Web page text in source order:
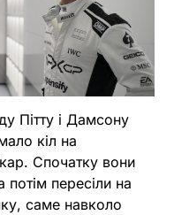
Пітту і Дамсону
кіл на
Спочатку вони
пересіли на
саме навколо